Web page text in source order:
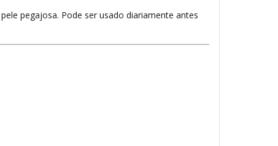
pegajosa. Pode ser usado diariamente antes